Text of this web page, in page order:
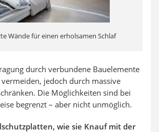
Wände für einen erholsamen Schlaf
durch verbundene Bauelemente
jedoch durch massive
Die Möglichkeiten sind bei
begrenzt – aber nicht unmöglich.
wie sie Knauf mit der